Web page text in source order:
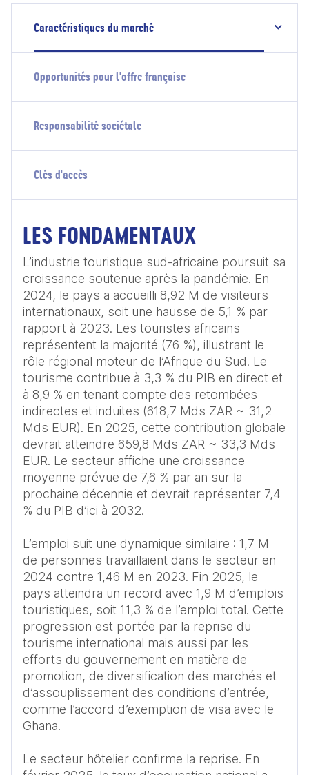
Caractéristiques du marché
Opportunités pour l'offre française
Responsabilité sociétale
Clés d'accès
LES FONDAMENTAUX
L’industrie touristique sud-africaine poursuit sa
croissance soutenue après la pandémie. En
2024, le pays a accueilli 8,92 M de visiteurs
internationaux, soit une hausse de 5,1 % par
rapport à 2023. Les touristes africains
représentent la majorité (76 %), illustrant le
rôle régional moteur de l’Afrique du Sud. Le
tourisme contribue à 3,3 % du PIB en direct et
à 8,9 % en tenant compte des retombées
indirectes et induites (618,7 Mds ZAR ~ 31,2
Mds EUR). En 2025, cette contribution globale
devrait atteindre 659,8 Mds ZAR ~ 33,3 Mds
EUR. Le secteur affiche une croissance
moyenne prévue de 7,6 % par an sur la
prochaine décennie et devrait représenter 7,4
% du PIB d’ici à 2032.
L’emploi suit une dynamique similaire : 1,7 M
de personnes travaillaient dans le secteur en
2024 contre 1,46 M en 2023. Fin 2025, le
pays atteindra un record avec 1,9 M d’emplois
touristiques, soit 11,3 % de l’emploi total. Cette
progression est portée par la reprise du
tourisme international mais aussi par les
efforts du gouvernement en matière de
promotion, de diversification des marchés et
d’assouplissement des conditions d’entrée,
comme l’accord d’exemption de visa avec le
Ghana.
Le secteur hôtelier confirme la reprise. En